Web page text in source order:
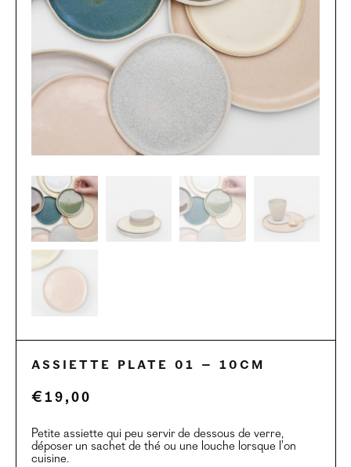
L’atelier
Contact
Assiette plate 01 – 10cm
€ 19,00
Petite assiette qui peu servir de dessous de verre,
déposer un sachet de thé ou une louche lorsque l’on
cuisine.